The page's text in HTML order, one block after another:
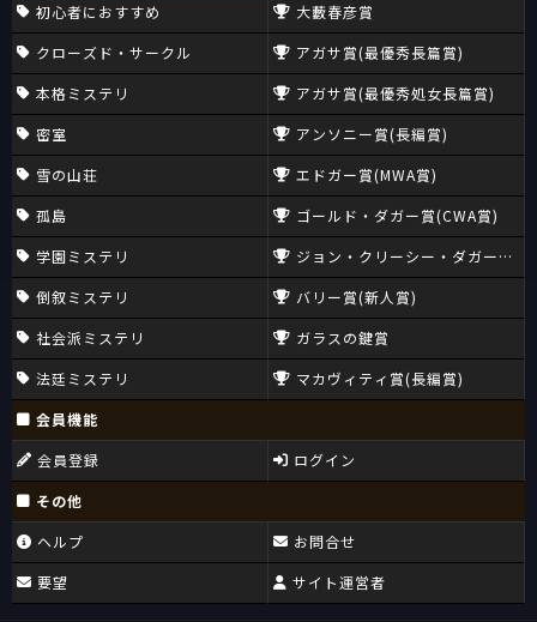
初心者におすすめ
クローズド・サークル
本格ミステリ
密室
雪の山荘
孤島
学園ミステリ
倒叙ミステリ
社会派ミステリ
法廷ミステリ
大藪春彦賞
アガサ賞(最優秀長篇賞)
アガサ賞(最優秀処女長篇賞)
アンソニー賞(長編賞)
エドガー賞(MWA賞)
ゴールド・ダガー賞(CWA賞)
ジョン・クリーシー・ダガー賞
バリー賞(新人賞)
ガラスの鍵賞
マカヴィティ賞(長編賞)
会員機能
会員登録
ログイン
その他
ヘルプ
要望
お問合せ
サイト運営者